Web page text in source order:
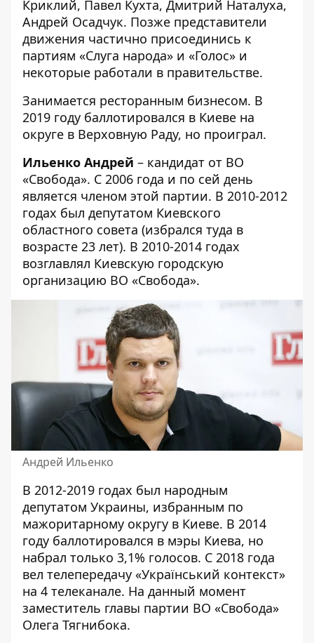
Криклий, Павел Кухта, Дмитрий Наталуха,
Андрей Осадчук. Позже представители
движения частично присоединись к
партиям «Слуга народа» и «Голос» и
некоторые работали в правительстве.
Занимается ресторанным бизнесом. В
2019 году баллотировался в Киеве на
округе в Верховную Раду, но проиграл.
Ильенко Андрей – кандидат от ВО
«Свобода». С 2006 года и по сей день
является членом этой партии. В 2010-2012
годах был депутатом Киевского
областного совета (избрался туда в
возрасте 23 лет). В 2010-2014 годах
возглавлял Киевскую городскую
организацию ВО «Свобода».
Андрей Ильенко
В 2012-2019 годах был народным
депутатом Украины, избранным по
мажоритарному округу в Киеве. В 2014
году баллотировался в мэры Киева, но
набрал только 3,1% голосов. С 2018 года
вел телепередачу «Український контекст»
на 4 телеканале. На данный момент
заместитель главы партии ВО «Свобода»
Олега Тягнибока.